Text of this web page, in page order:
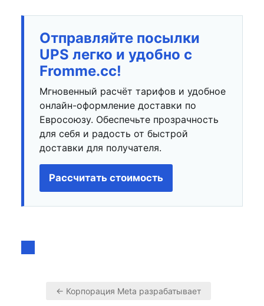
Отправляйте посылки
UPS легко и удобно с
Fromme.cc!
Мгновенный расчёт тарифов и удобное
онлайн-оформление доставки по
Евросоюзу. Обеспечьте прозрачность
для себя и радость от быстрой
доставки для получателя.
Рассчитать стоимость
← Корпорация Meta разрабатывает